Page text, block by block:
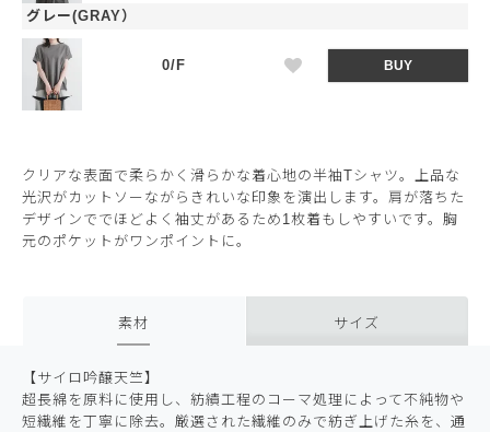
グレー(GRAY）
0/F BUY
クリアな表面で柔らかく滑らかな着心地の半袖Tシャツ。上品な
光沢がカットソーながらきれいな印象を演出します。肩が落ちた
デザインででほどよく袖丈があるため1枚着もしやすいです。胸
元のポケットがワンポイントに。
素材 サイズ
【サイロ吟醸天竺】
超長綿を原料に使用し、紡績工程のコーマ処理によって不純物や
短繊維を丁寧に除去。厳選された繊維のみで紡ぎ上げた糸を、通